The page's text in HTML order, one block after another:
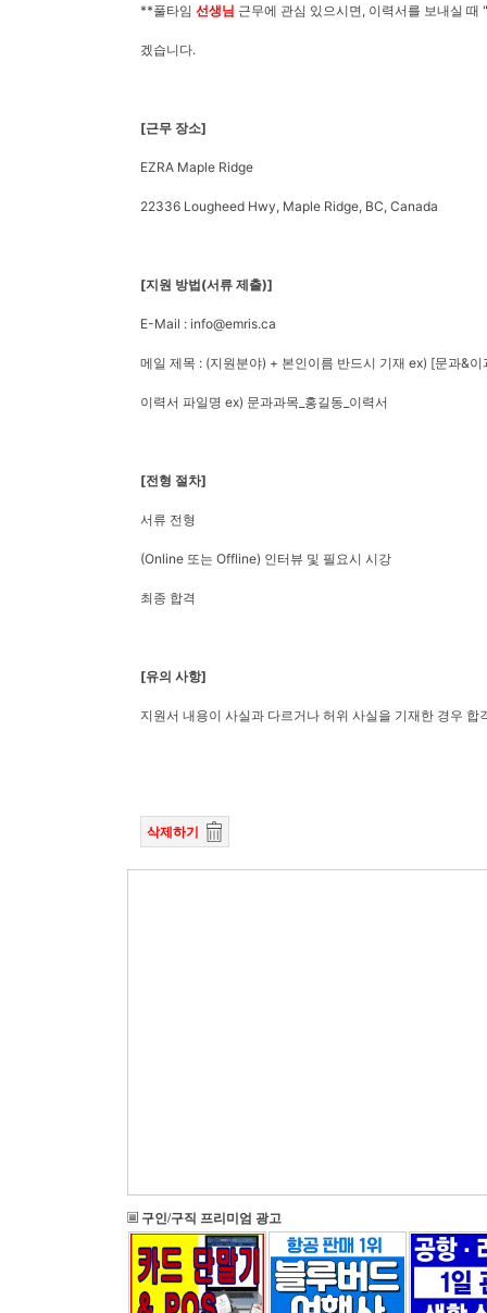
**풀타임 선생님 근무에 관심 있으시면, 이력서를 보내실
겠습니다.
[근무 장소]
EZRA Maple Ridge
22336 Lougheed Hwy, Maple Ridge, BC, Canada
[지원 방법(서류 제출)]
E-Mail : info@emris.ca
메일 제목 : (지원분야) + 본인이름 반드시 기재 ex) [문과&
이력서 파일명 ex) 문과과목_홍길동_이력서
[전형 절차]
서류 전형
(Online 또는 Offline) 인터뷰 및 필요시 시강
최종 합격
[유의 사항]
지원서 내용이 사실과 다르거나 허위 사실을 기재한 경우 합
삭제하기
구인/구직 프리미엄 광고